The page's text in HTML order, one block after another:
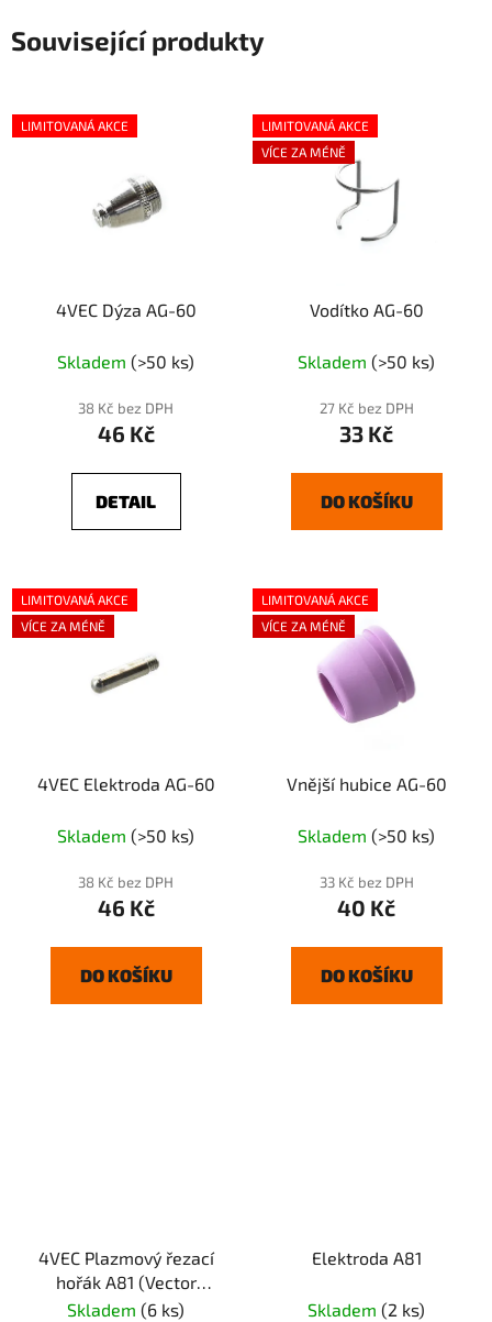
Související produkty
LIMITOVANÁ AKCE
4VEC Dýza AG-60
Skladem (>50 ks)
38 Kč bez DPH
46 Kč
DETAIL
LIMITOVANÁ AKCE
VÍCE ZA MÉNĚ
Vodítko AG-60
Skladem (>50 ks)
27 Kč bez DPH
33 Kč
DO KOŠÍKU
LIMITOVANÁ AKCE
VÍCE ZA MÉNĚ
4VEC Elektroda AG-60
Skladem (>50 ks)
38 Kč bez DPH
46 Kč
DO KOŠÍKU
LIMITOVANÁ AKCE
VÍCE ZA MÉNĚ
Vnější hubice AG-60
Skladem (>50 ks)
33 Kč bez DPH
40 Kč
DO KOŠÍKU
4VEC Plazmový řezací
hořák A81 (Vector
PARIS)
Skladem (6 ks)
Elektroda A81
Skladem (2 ks)